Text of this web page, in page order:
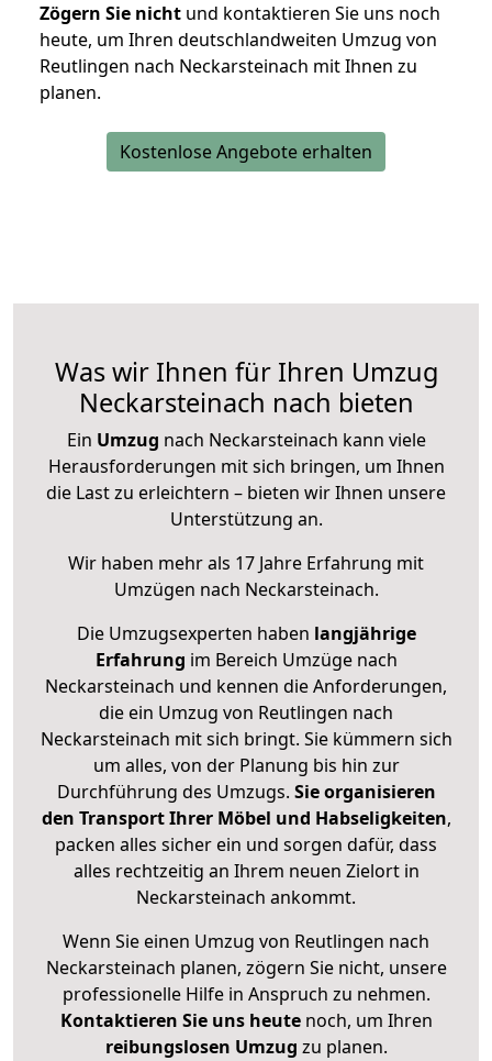
Zögern Sie nicht und kontaktieren Sie uns noch
heute, um Ihren deutschlandweiten Umzug von
Reutlingen nach Neckarsteinach mit Ihnen zu
planen.
Kostenlose Angebote erhalten
Was wir Ihnen für Ihren Umzug
Neckarsteinach nach bieten
Ein Umzug nach Neckarsteinach kann viele
Herausforderungen mit sich bringen, um Ihnen
die Last zu erleichtern – bieten wir Ihnen unsere
Unterstützung an.
Wir haben mehr als 17 Jahre Erfahrung mit
Umzügen nach Neckarsteinach.
Die Umzugsexperten haben langjährige
Erfahrung im Bereich Umzüge nach
Neckarsteinach und kennen die Anforderungen,
die ein Umzug von Reutlingen nach
Neckarsteinach mit sich bringt. Sie kümmern sich
um alles, von der Planung bis hin zur
Durchführung des Umzugs. Sie organisieren
den Transport Ihrer Möbel und Habseligkeiten,
packen alles sicher ein und sorgen dafür, dass
alles rechtzeitig an Ihrem neuen Zielort in
Neckarsteinach ankommt.
Wenn Sie einen Umzug von Reutlingen nach
Neckarsteinach planen, zögern Sie nicht, unsere
professionelle Hilfe in Anspruch zu nehmen.
Kontaktieren Sie uns heutenoch, um Ihren
reibungslosen Umzug zu planen.